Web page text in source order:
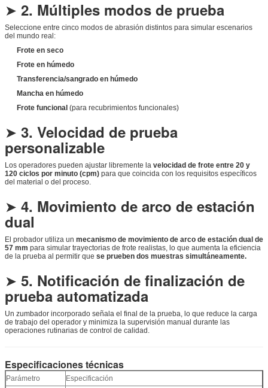
➤ 2. Múltiples modos de prueba
Seleccione entre cinco modos de abrasión distintos para simular escenarios
del mundo real:
Frote en seco
Frote en húmedo
Transferencia/sangrado en húmedo
Mancha en húmedo
Frote funcional (para recubrimientos funcionales)
➤ 3. Velocidad de prueba
personalizable
Los operadores pueden ajustar libremente la velocidad de frote entre 20 y
120 ciclos por minuto (cpm) para que coincida con los requisitos específicos
del material o del proceso.
➤ 4. Movimiento de arco de estación
dual
El probador utiliza un mecanismo de movimiento de arco de estación dual de
57 mm para simular trayectorias de frote realistas, lo que aumenta la eficiencia
de la prueba al permitir que se prueben dos muestras simultáneamente.
➤ 5. Notificación de finalización de
prueba automatizada
Un zumbador incorporado señala el final de la prueba, lo que reduce la carga
de trabajo del operador y minimiza la supervisión manual durante las
operaciones rutinarias de control de calidad.
Especificaciones técnicas
Parámetro
Especificación